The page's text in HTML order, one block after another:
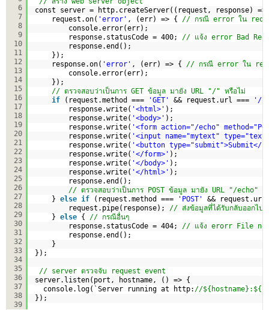
6
7
8
9
10
11
12
13
14
15
16
17
18
19
20
21
22
23
24
25
26
27
28
29
30
31
32
33
34
35
36
37
38
39
const server = http.createServer((request,
request.on( 'error' , (err) => { // กรณี error ใน
console.error(err);
response.statusCode = 400; // แจ้ง error Bad
response.end();
});
response.on( 'error' , (err) => { // กรณี error ใน
console.error(err);
});
// ตรวจสอบว่าเป็นการ GET ข้อมูล มายัง URL "/" หรือไม่
if
(request.method === 'GET' && request.url === '/'
response.write( '<html>' );
response.write( '<body>' );
response.write( '<form action="/echo"
response.write( '<input name="mytext"
response.write( '<button type="submit">Submit</
response.write( '</form>' );
response.write( '</body>' );
response.write( '</html>' );
response.end();
// ตรวจสอบว่าเป็นการ POST ข้อมูล มายัง URL "/echo" ห
} else if (request.method === 'POST'
&&
request.pipe(response); // ส่งข้อมูลที่ได้รับกลับออกไ
} else { // กรณีอื่นๆ
response.statusCode = 404; // แจ้ง erorr File
response.end();
}
});
// server ตรวจจับ request event
server.listen(port, hostname, () => {
console.log(`Server running at http: //
});